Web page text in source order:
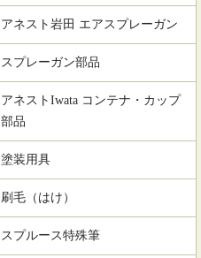
アネスト岩田 エアスプレーガン
スプレーガン部品
アネストIwata コンテナ・カップ
部品
塗装用具
刷毛（はけ）
スプルース特殊筆